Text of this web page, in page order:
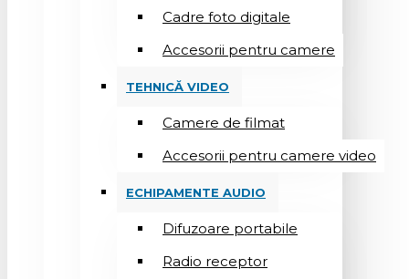
Cadre foto digitale
Accesorii pentru camere
TEHNICĂ VIDEO
Camere de filmat
Accesorii pentru camere video
ECHIPAMENTE AUDIO
Difuzoare portabile
Radio receptor